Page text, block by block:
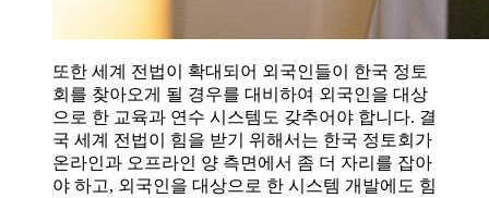
또한 세계 전법이 확대되어 외국인들이 한국 정토
회를 찾아오게 될 경우를 대비하여 외국인을 대상
으로 한 교육과 연수 시스템도 갖추어야 합니다. 결
국 세계 전법이 힘을 받기 위해서는 한국 정토회가
온라인과 오프라인 양 측면에서 좀 더 자리를 잡아
야 하고, 외국인을 대상으로 한 시스템 개발에도 힘